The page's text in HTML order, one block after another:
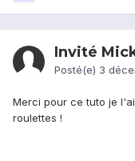
Invité
Posté(e) 3
Merci pour ce tuto je
roulettes !